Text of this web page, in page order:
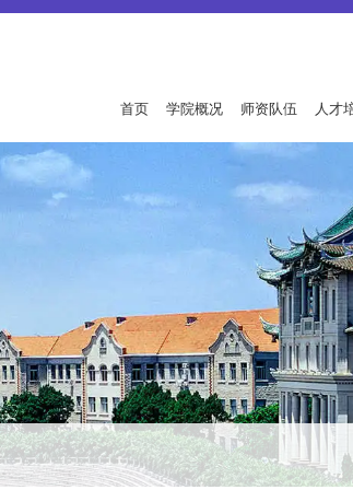
首页 学院概况 师资队伍 人才